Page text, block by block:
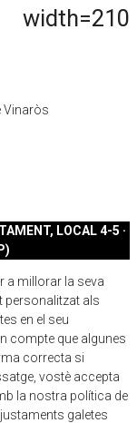
Vinaròs
LOCAL 4-5 ·
a millorar la seva
personalitzat als
en el seu
compte que algunes
correcta si
vostè accepta
la nostra política de
galetes